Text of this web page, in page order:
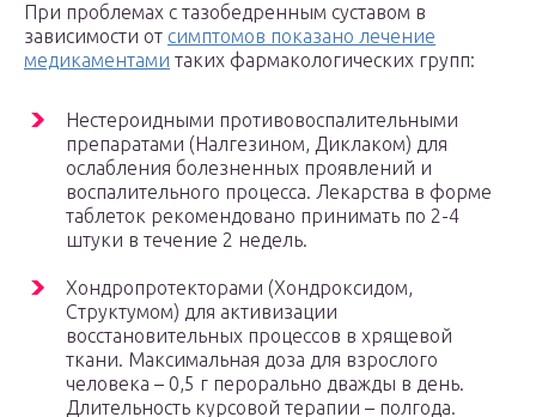
При проблемах с тазобедренным суставом в
зависимости от симптомов показано лечение
медикаментами таких фармакологических групп:
Нестероидными противовоспалительными
препаратами (Налгезином, Диклаком) для
ослабления болезненных проявлений и
воспалительного процесса. Лекарства в форме
таблеток рекомендовано принимать по 2-4
штуки в течение 2 недель.
Хондропротекторами (Хондроксидом,
Структумом) для активизации
восстановительных процессов в хрящевой
ткани. Максимальная доза для взрослого
человека – 0,5 г перорально дважды в день.
Длительность курсовой терапии – полгода.